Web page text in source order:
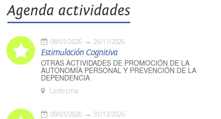
Agenda actividades
08/01/2026 26/11/2026
Estimulación Cognitiva
OTRAS ACTIVIDADES DE PROMOCIÓN DE LA
AUTONOMÍA PERSONAL Y PREVENCIÓN DE LA
DEPENDENCIA
Ledesma
09/01/2026 31/12/2026